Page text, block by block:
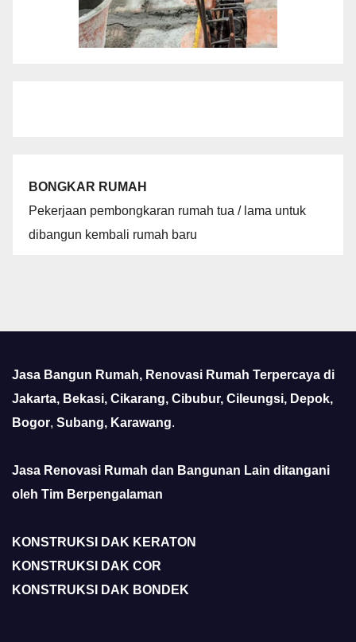
BONGKAR RUMAH
Pekerjaan pembongkaran rumah tua / lama untuk
dibangun kembali rumah baru
Jasa Bangun Rumah, Renovasi Rumah Terpercaya di
Jakarta, Bekasi, Cikarang, Cibubur, Cileungsi, Depok,
Bogor, Subang, Karawang.
Jasa Renovasi Rumah dan Bangunan Lain ditangani
oleh Tim Berpengalaman
KONSTRUKSI DAK KERATON
KONSTRUKSI DAK COR
KONSTRUKSI DAK BONDEK